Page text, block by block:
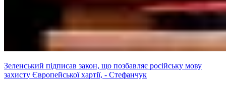
Зеленський підписав закон, що позбавляє російську мову
захисту Європейської хартії, - Стефанчук